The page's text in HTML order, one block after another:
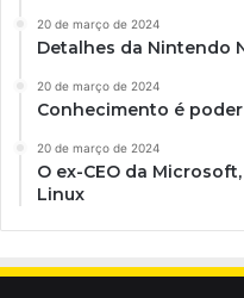
20 de março de 2024
Detalhes da Nintendo
20 de março de 2024
Conhecimento é poder
20 de março de 2024
O ex-CEO da
Linux